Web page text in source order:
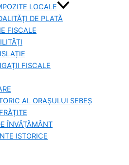
LOCALE
DE PLATĂ
FISCALE
FISCALE
AL ORAȘULUI SEBEȘ
ÎNVĂȚĂMÂNT
ISTORICE